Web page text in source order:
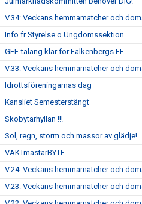
V.34: Veckans hemmamatcher och
Info fr Styrelse o Ungdomssektion
GFF-talang klar för Falkenbergs FF
V.33: Veckans hemmamatcher och
Idrottsföreningarnas dag
Kansliet Semesterstängt
Skobytarhyllan !!!
Sol, regn, storm och massor av glädje!
VAKTmästarBYTE
V.24: Veckans hemmamatcher och
V.23: Veckans hemmamatcher och